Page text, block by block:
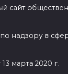
надзору в
марта 2020 г.